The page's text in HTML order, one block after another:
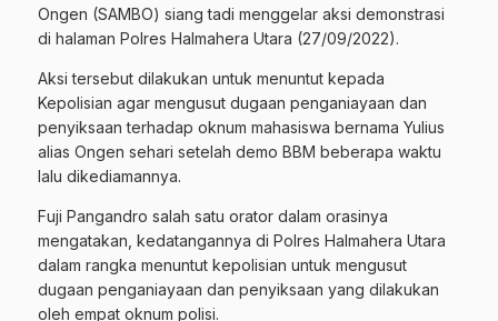
Ongen (SAMBO) siang tadi menggelar aksi demonstrasi
di halaman Polres Halmahera Utara (27/09/2022).
Aksi tersebut dilakukan untuk menuntut kepada
Kepolisian agar mengusut dugaan penganiayaan dan
penyiksaan terhadap oknum mahasiswa bernama Yulius
alias Ongen sehari setelah demo BBM beberapa waktu
lalu dikediamannya.
Fuji Pangandro salah satu orator dalam orasinya
mengatakan, kedatangannya di Polres Halmahera Utara
dalam rangka menuntut kepolisian untuk mengusut
dugaan penganiayaan dan penyiksaan yang dilakukan
oleh empat oknum polisi.